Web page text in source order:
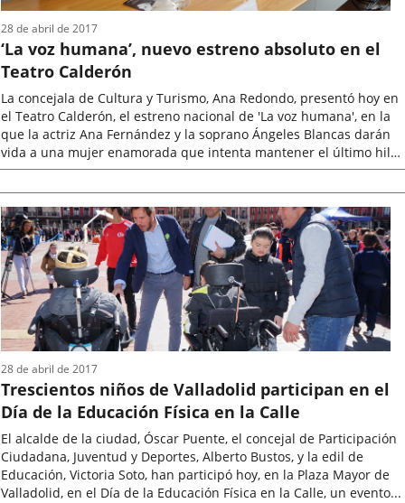
‘La voz humana’, nuevo estreno absoluto en el
Teatro Calderón
La concejala de Cultura y Turismo, Ana Redondo, presentó hoy en
el Teatro Calderón, el estreno nacional de 'La voz humana', en la
que la actriz Ana Fernández y la soprano Ángeles Blancas darán
vida a una mujer enamorada que intenta mantener el último hilo
que...
de
la
noticia
28 de abril de 2017
Trescientos niños de Valladolid participan en el
Día de la Educación Física en la Calle
El alcalde de la ciudad, Óscar Puente, el concejal de Participación
Ciudadana, Juventud y Deportes, Alberto Bustos, y la edil de
Educación, Victoria Soto, han participó hoy, en la Plaza Mayor de
Valladolid, en el Día de la Educación Física en la Calle, un evento...
28 de abril de 2017